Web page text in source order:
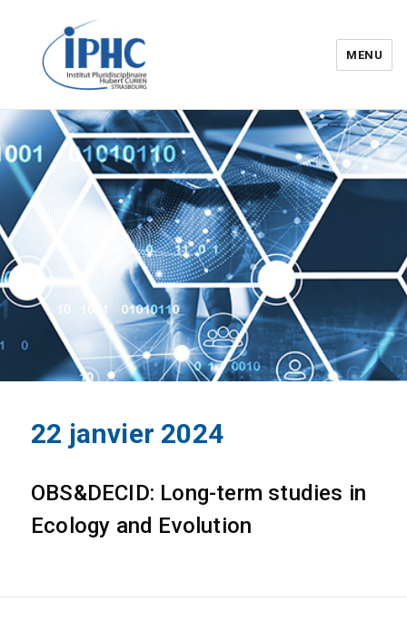
Institut pluridisciplinaire Hubert
Curien – IPHC
MENU
22 janvier 2024
OBS&DECID: Long-term studies in
Ecology and Evolution